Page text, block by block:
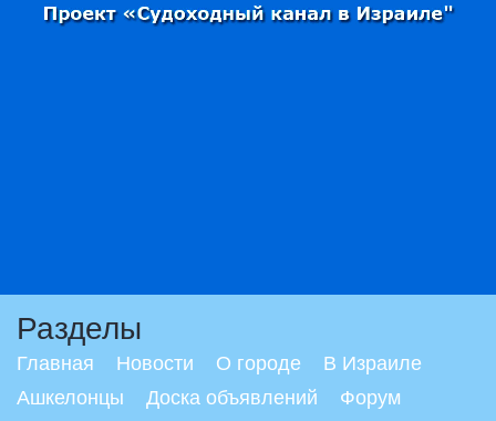
Разделы
Главная Новости О городе
В Израиле
Ашкелонцы
Доска объявлений Форум